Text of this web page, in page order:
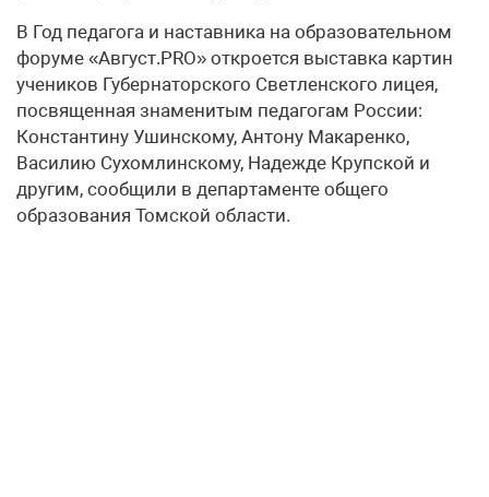
В Год педагога и наставника на образовательном
форуме «Август.PRO» откроется выставка картин
учеников Губернаторского Светленского лицея,
посвященная знаменитым педагогам России:
Константину Ушинскому, Антону Макаренко,
Василию Сухомлинскому, Надежде Крупской и
другим, сообщили в департаменте общего
образования Томской области.